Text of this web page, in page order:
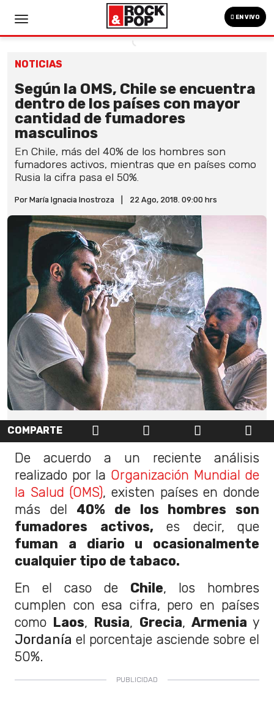
EN VIVO
NOTICIAS
Según la OMS, Chile se encuentra
dentro de los países con mayor
cantidad de fumadores
masculinos
En Chile, más del 40% de los hombres son
fumadores activos, mientras que en países como
Rusia la cifra pasa el 50%.
Por María Ignacia Inostroza 22 Ago, 2018. 09:00 hrs
COMPARTE
De acuerdo a un reciente análisis
realizado por la Organización Mundial de
la Salud (OMS), existen países en donde
más del 40% de los hombres son
fumadores activos,es decir, que
fuman a diario u ocasionalmente
cualquier tipo de tabaco.
En el caso de Chile, los hombres
cumplen con esa cifra, pero en países
como Laos, Rusia, Grecia, Armenia y
Jordanía el porcentaje asciende sobre el
50%.